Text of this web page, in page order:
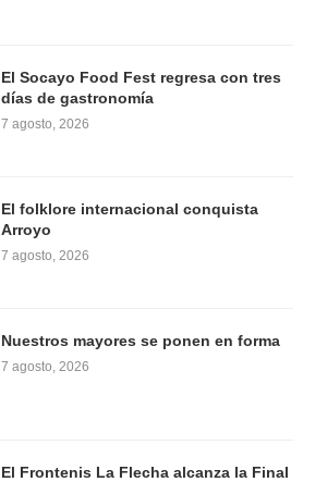
El Socayo Food Fest regresa con tres
días de gastronomía
7 agosto, 2026
El folklore internacional conquista
Arroyo
7 agosto, 2026
Nuestros mayores se ponen en forma
7 agosto, 2026
El Frontenis La Flecha alcanza la Final